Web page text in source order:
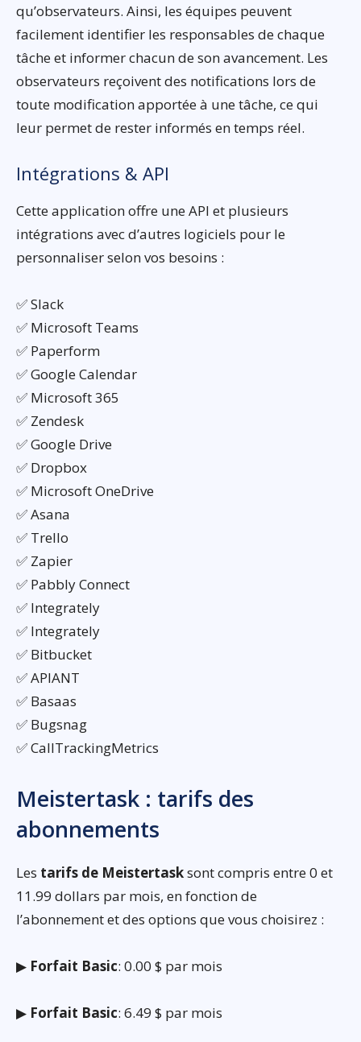
qu’observateurs. Ainsi, les équipes peuvent
facilement identifier les responsables de chaque
tâche et informer chacun de son avancement. Les
observateurs reçoivent des notifications lors de
toute modification apportée à une tâche, ce qui
leur permet de rester informés en temps réel.
Intégrations & API
Cette application offre une API et plusieurs
intégrations avec d’autres logiciels pour le
personnaliser selon vos besoins :
✅ Slack
✅ Microsoft Teams
✅ Paperform
✅ Google Calendar
✅ Microsoft 365
✅ Zendesk
✅ Google Drive
✅ Dropbox
✅ Microsoft OneDrive
✅ Asana
✅ Trello
✅ Zapier
✅ Pabbly Connect
✅ Integrately
✅ Integrately
✅ Bitbucket
✅ APIANT
✅ Basaas
✅ Bugsnag
✅ CallTrackingMetrics
Meistertask : tarifs des
abonnements
Les tarifs de Meistertasksont compris entre 0 et
11.99 dollars par mois, en fonction de
l’abonnement et des options que vous choisirez :
▶ Forfait Basic: 0.00 $ par mois
▶ Forfait Basic: 6.49 $ par mois